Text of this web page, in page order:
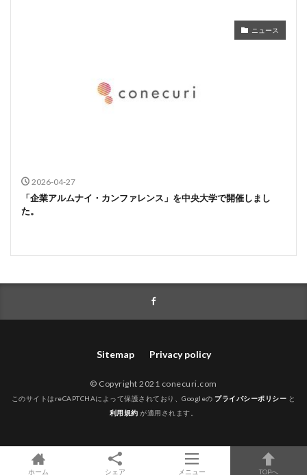
ニュース
2026-04-27
「企業アルムナイ・カンファレンス」を中央大学で開催しまし
た。
Sitemap Privacy policy
© Copyright 2021 conecuri.com
このサイトはreCAPTCHAによって保護されており、Googleの プライバシーポリシー と
利用規約 が適用されます。
ホーム シェア メニュー TOPへ